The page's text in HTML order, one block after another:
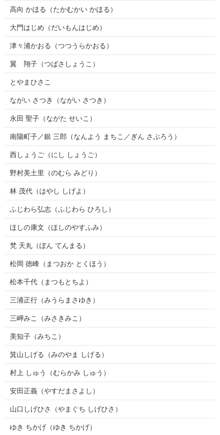
高向 かほる（たかむかい かほる）
大門はじめ（だいもんはじめ）
津々浦かおる（つつうらかおる）
翼 翔子（つばさしょうこ）
とやまひさこ
ながい さつき（ながい さつき）
永田 聖子（ながた せいこ）
南陽町子／銀 三郎（なんよう まちこ／ぎん さぶろう）
西しょうご（にし しょうご）
野村美土里（のむら みどり）
林 茂代（はやし しげよ）
ふじわら弘志（ふじわら ひろし）
ほしの康文（ほしのやすふみ）
梵 天丸（ぼん てんまる）
松岡 徳峰（まつおか とくほう）
松本千代（まつもとちよ）
三浦正行（みうらまさゆき）
三岬みこ（みさきみこ）
美知子（みちこ）
箕山しげる（みのやま しげる）
村上 しゅう（むらかみ しゅう）
安田正義（やすだまさよし）
山口しげひさ（やまぐち しげひさ）
ゆき ちかげ（ゆき ちかげ）